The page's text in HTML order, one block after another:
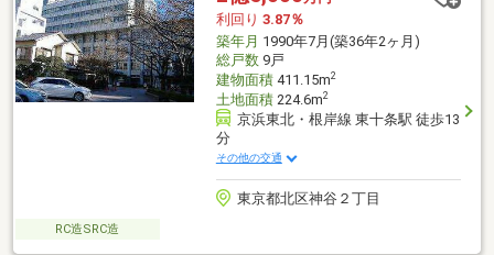
利回り 3.87％
築年月 1990年7月(築36年2ヶ月)
総戸数9戸
建物面積411.15m2
土地面積224.6m2
京浜東北・根岸線 東十条駅 徒歩13
分
その他の交通
東京都北区神谷２丁目
RC造SRC造